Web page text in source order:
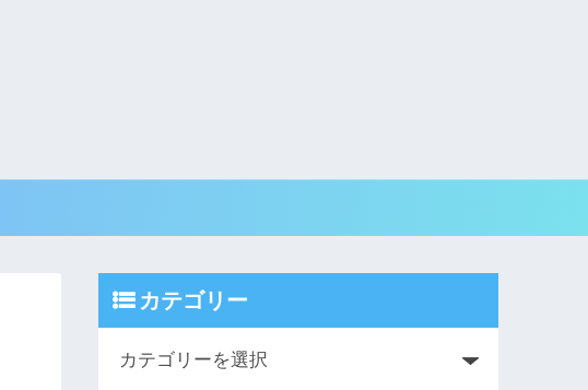
カテゴリー